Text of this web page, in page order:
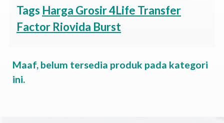
Tags Harga Grosir 4Life Transfer
Factor Riovida Burst
Maaf, belum tersedia produk pada kategori
ini.